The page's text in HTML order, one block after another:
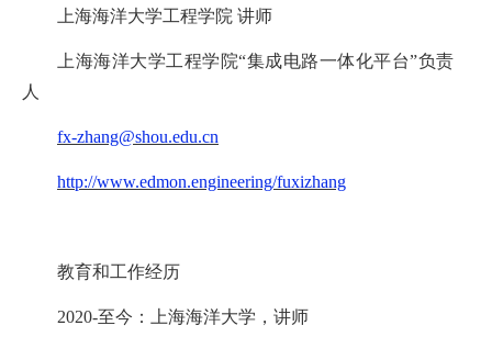
上海海洋大学工程学院 讲师
上海海洋大学工程学院“集成电路一体化平台”负责
人
fx-zhang@shou.edu.cn
http://www.edmon.engineering/fuxizhang
教育和工作经历
2020-至今：上海海洋大学，讲师